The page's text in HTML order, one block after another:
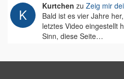
Kurtchen zu Zeig mir
Bald ist es vier Jahre
letztes Video eingestellt
Sinn, diese Seite…